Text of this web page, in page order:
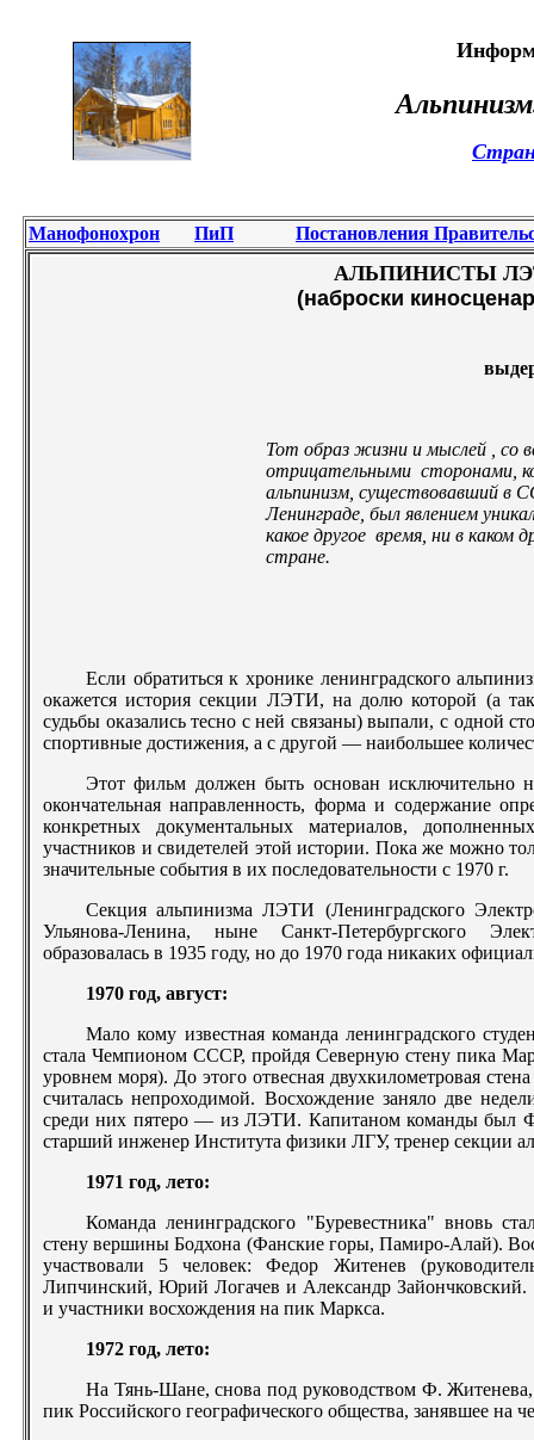
Альпинизм
Манофонохрон ПиП Постановления
АЛЬПИНИСТЫ
(наброски
Тот образ жизни и мыслей , со
отрицательными сторонами,
альпинизм, существовавший в
Ленинграде, был явлением
какое другое время, ни в каком
стране.
Если обратиться к хронике ленинградского
окажется история секции ЛЭТИ, на долю которой (а
судьбы оказались тесно с ней связаны) выпали, с одной
спортивные достижения, а с другой — наибольшее
Этот фильм должен быть основан исключительно
окончательная направленность, форма и содержание
конкретных документальных материалов,
участников и свидетелей этой истории. Пока же можно
значительные события в их последовательности с 1970 г.
Секция альпинизма ЛЭТИ (Ленинградского
Ульянова-Ленина, ныне Санкт-Петербургского
образовалась в 1935 году, но до 1970 года никаких
1970 год, август:
Мало кому известная команда ленинградского
стала Чемпионом СССР, пройдя Северную стену пика
уровнем моря). До этого отвесная двухкилометровая
считалась непроходимой. Восхождение заняло две
среди них пятеро — из ЛЭТИ. Капитаном команды был
старший инженер Института физики ЛГУ, тренер секции
1971 год, лето:
Команда ленинградского "Буревестника" вновь
стену вершины Бодхона (Фанские горы, Памиро-Алай).
участвовали 5 человек: Федор Житенев
Липчинский, Юрий Логачев и Александр
и участники восхождения на пик Маркса.
1972 год, лето:
На Тянь-Шане, снова под руководством Ф.
пик Российского географического общества, занявшее на